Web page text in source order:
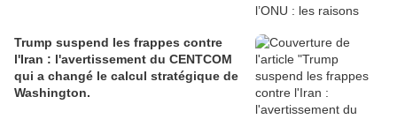
Trump suspend les frappes contre
l'Iran : l'avertissement du CENTCOM
qui a changé le calcul stratégique de
Washington.